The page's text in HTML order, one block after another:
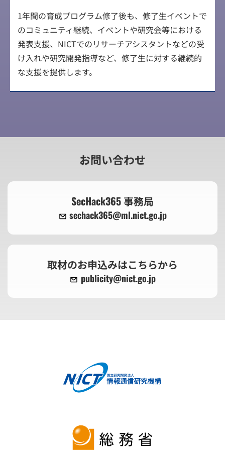
1年間の育成プログラム修了後も、修了生イベントで
のコミュニティ継続、イベントや研究会等における
発表支援、NICTでのリサーチアシスタントなどの受
け入れや研究開発指導など、修了生に対する継続的
な支援を提供します。
お問い合わせ
SecHack365 事務局
sechack365@ml.nict.go.jp
取材のお申込みはこちらから
publicity@nict.go.jp